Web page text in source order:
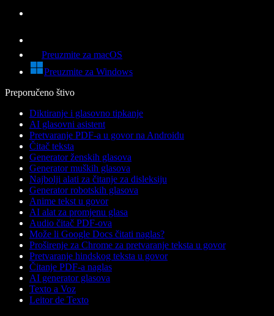
Preuzmite za macOS
Preuzmite za Windows
Preporučeno štivo
Diktiranje i glasovno tipkanje
AI glasovni asistent
Pretvaranje PDF-a u govor na Androidu
Čitač teksta
Generator ženskih glasova
Generator muških glasova
Najbolji alati za čitanje za disleksiju
Generator robotskih glasova
Anime tekst u govor
AI alat za promjenu glasa
Audio čitač PDF-ova
Može li Google Docs čitati naglas?
Proširenje za Chrome za pretvaranje teksta u govor
Pretvaranje hindskog teksta u govor
Čitanje PDF-a naglas
AI generator glasova
Texto a Voz
Leitor de Texto